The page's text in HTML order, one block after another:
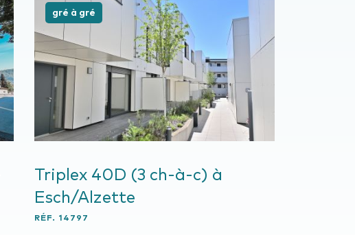
Triplex 40D (3 ch-à-c) à
Esch/Alzette
RÉF. 14797
gré à gré